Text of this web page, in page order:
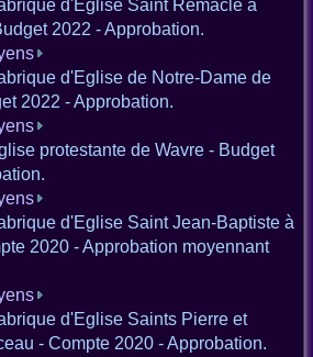
d'Eglise Saint Remacle à
2022 - Approbation.
d'Eglise de Notre-Dame de
2022 - Approbation.
protestante de Wavre - Budget
d'Eglise Saint Jean-Baptiste à
2020 - Approbation moyennant
d'Eglise Saints Pierre et
- Compte 2020 - Approbation.